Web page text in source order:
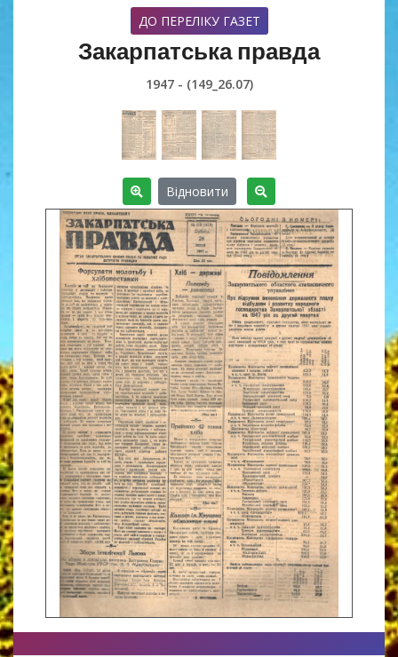
ДО ПЕРЕЛІКУ ГАЗЕТ
Закарпатська правда
1947 - (149_26.07)
Відновити